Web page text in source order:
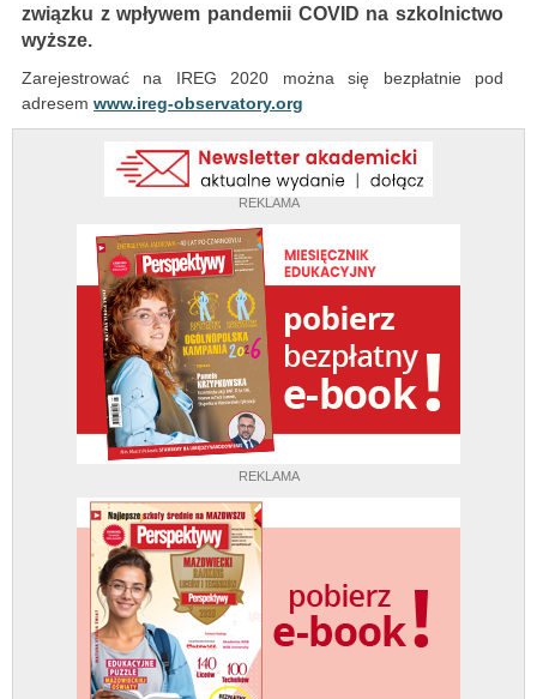
REKLAMA
REKLAMA
związku z wpływem pandemii COVID na szkolnictwo
wyższe.
Zarejestrować na IREG 2020 można się bezpłatnie pod
adresem www.ireg-observatory.org